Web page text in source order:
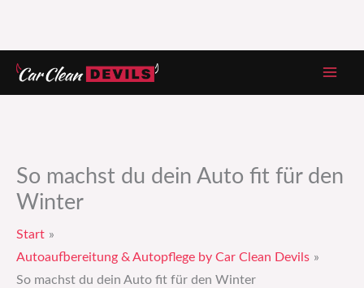
Zum
Inhalt
So machst du dein Auto fit für den
Winter
Start
Autoaufbereitung & Autopflege by Car Clean Devils
So machst du dein Auto fit für den Winter